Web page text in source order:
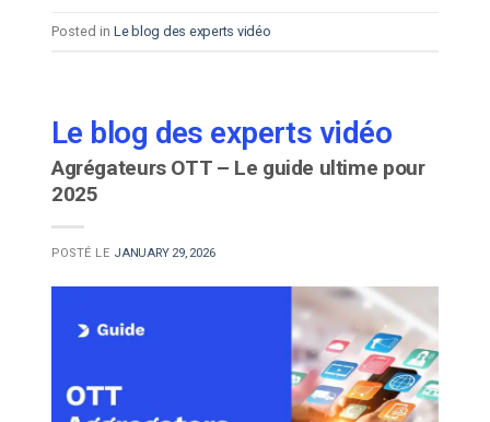
Posted in Le blog des experts vidéo
Le blog des experts vidéo
Agrégateurs OTT – Le guide ultime pour
2025
POSTÉ LE JANUARY 29, 2026